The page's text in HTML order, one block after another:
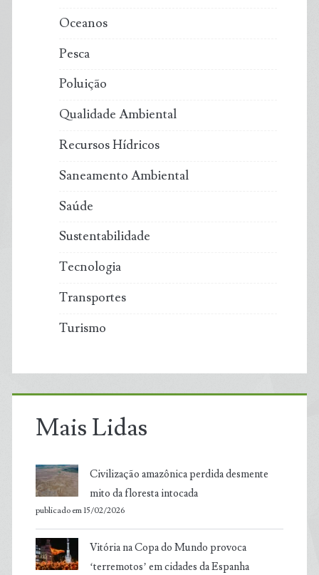
Oceanos
Pesca
Poluição
Qualidade Ambiental
Recursos Hídricos
Saneamento Ambiental
Saúde
Sustentabilidade
Tecnologia
Transportes
Turismo
Mais Lidas
Civilização amazônica perdida desmente
mito da floresta intocada
publicado em 15/02/2026
Vitória na Copa do Mundo provoca
‘terremotos’ em cidades da Espanha